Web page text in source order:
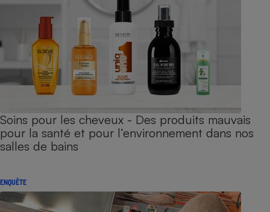
Soins pour les cheveux - Des produits mauvais
pour la santé et pour l’environnement dans nos
salles de bains
ENQUÊTE